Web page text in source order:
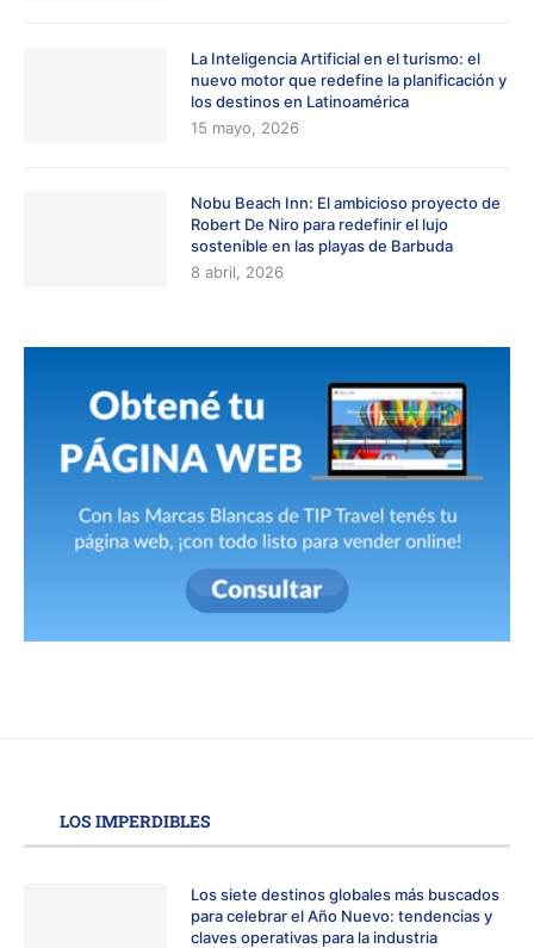
La Inteligencia Artificial en el turismo: el
nuevo motor que redefine la planificación y
los destinos en Latinoamérica
15 mayo, 2026
Nobu Beach Inn: El ambicioso proyecto de
Robert De Niro para redefinir el lujo
sostenible en las playas de Barbuda
8 abril, 2026
LOS IMPERDIBLES
Los siete destinos globales más buscados
para celebrar el Año Nuevo: tendencias y
claves operativas para la industria